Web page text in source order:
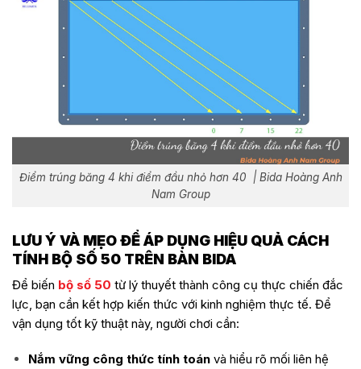
Điểm trúng băng 4 khi điểm đầu nhỏ hơn 40 | Bida Hoàng Anh
Nam Group
LƯU Ý VÀ MẸO ĐỂ ÁP DỤNG HIỆU QUẢ CÁCH
TÍNH BỘ SỐ 50 TRÊN BÀN BIDA
Để biến bộ số 50 từ lý thuyết thành công cụ thực chiến đắc
lực, bạn cần kết hợp kiến thức với kinh nghiệm thực tế. Để
vận dụng tốt kỹ thuật này, người chơi cần:
Nắm vững công thức tính toánvà hiểu rõ mối liên hệ